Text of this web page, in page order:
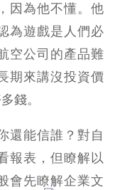
因為他不懂。他
為遊戲是人們必
空公司的產品難
期來講沒投資價
錢。
還能信誰？對自
報表，但瞭解以
會先瞭解企業文
章，天天賺